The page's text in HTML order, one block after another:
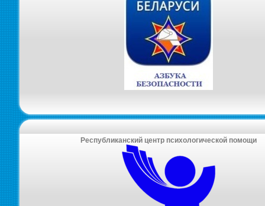
Республиканский центр психологической помощи